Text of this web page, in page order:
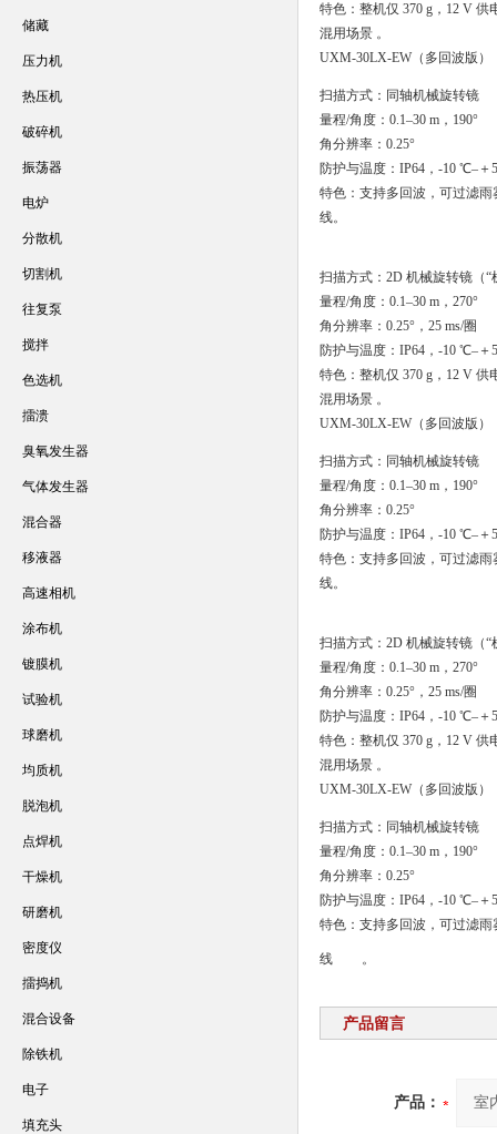
特色：整机仅 370 g，12 V
混用场景 。
UXM-30LX-EW（多回波版）
扫描方式：同轴机械旋转镜
量程/角度：0.1–30 m，190°
角分辨率：0.25°
防护与温度：IP64，-10 ℃–＋
特色：支持多回波，可过滤
线。
扫描方式：2D 机械旋转镜（
量程/角度：0.1–30 m，270°
角分辨率：0.25°，25 ms/圈
防护与温度：IP64，-10 ℃–＋
特色：整机仅 370 g，12 V
混用场景 。
UXM-30LX-EW（多回波版）
扫描方式：同轴机械旋转镜
量程/角度：0.1–30 m，190°
角分辨率：0.25°
防护与温度：IP64，-10 ℃–＋
特色：支持多回波，可过滤
线。
扫描方式：2D 机械旋转镜（
量程/角度：0.1–30 m，270°
角分辨率：0.25°，25 ms/圈
防护与温度：IP64，-10 ℃–＋
特色：整机仅 370 g，12 V
混用场景 。
UXM-30LX-EW（多回波版）
扫描方式：同轴机械旋转镜
量程/角度：0.1–30 m，190°
角分辨率：0.25°
防护与温度：IP64，-10 ℃–＋
特色：支持多回波，可过滤
线 。
产品留言
产品：
储藏
压力机
热压机
破碎机
振荡器
电炉
分散机
切割机
往复泵
搅拌
色选机
擂溃
臭氧发生器
气体发生器
混合器
移液器
高速相机
涂布机
镀膜机
试验机
球磨机
均质机
脱泡机
点焊机
干燥机
研磨机
密度仪
擂捣机
混合设备
除铁机
电子
填充头